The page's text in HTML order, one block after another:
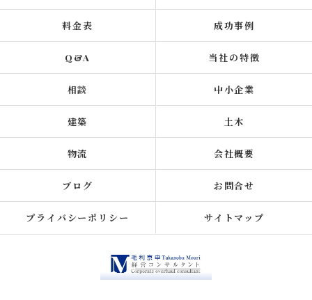
料金表 成功事例
Q&A 当社の特徴
相談 中小企業
建築 土木
物流 会社概要
ブログ お問合せ
プライバシーポリシー サイトマップ